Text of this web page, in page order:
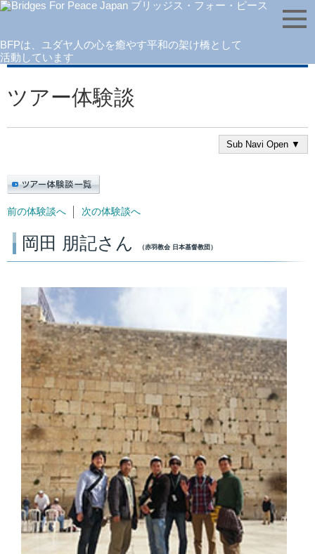
BFPは、ユダヤ人の心を癒やす平和の架け橋として
活動しています
ホーム ＞ 行く・働く イスラエルツアー ツアー体験談
ツアー体験談
Sub Navi Open ▼
前の体験談へ 次の体験談へ
岡田 朋記さん （赤羽教会 日本基督教団）